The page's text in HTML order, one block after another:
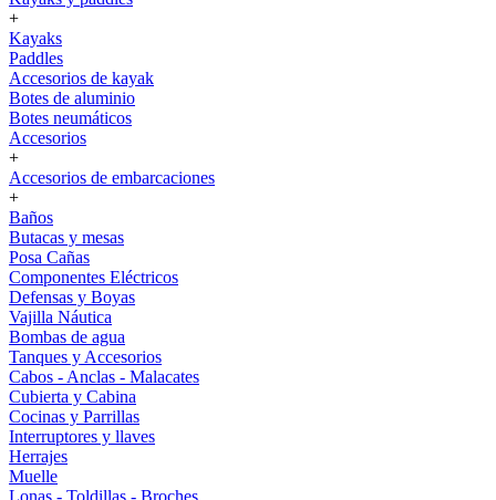
+
Kayaks
Paddles
Accesorios de kayak
Botes de aluminio
Botes neumáticos
Accesorios
+
Accesorios de embarcaciones
+
Baños
Butacas y mesas
Posa Cañas
Componentes Eléctricos
Defensas y Boyas
Vajilla Náutica
Bombas de agua
Tanques y Accesorios
Cabos - Anclas - Malacates
Cubierta y Cabina
Cocinas y Parrillas
Interruptores y llaves
Herrajes
Muelle
Lonas - Toldillas - Broches